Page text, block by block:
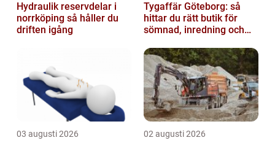
Hydraulik reservdelar i
norrköping så håller du
driften igång
Tygaffär Göteborg: så
hittar du rätt butik för
sömnad, inredning och
03 augusti 2026 02 augusti 2026